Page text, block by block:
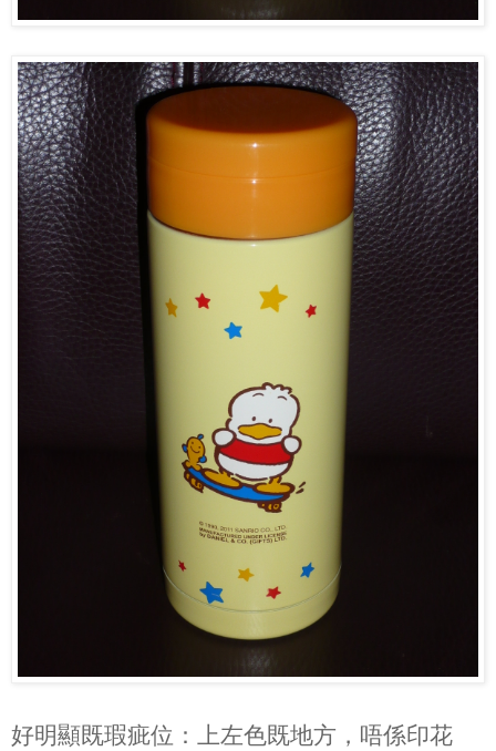
好明顯既瑕疵位：上左色既地方，唔係印花